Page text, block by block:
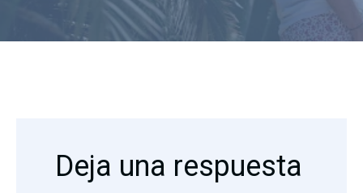
Deja una respuesta